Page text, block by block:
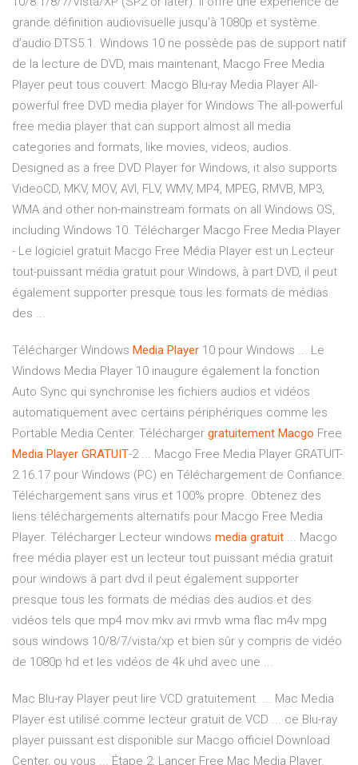
grande définition audiovisuelle jusqu'à 1080p et système
d’audio DTS5.1. Windows 10 ne possède pas de support natif
de la lecture de DVD, mais maintenant, Macgo Free Media
Player peut tous couvert. Macgo Blu-ray Media Player All-
powerful free DVD media player for Windows The all-powerful
free media player that can support almost all media
categories and formats, like movies, videos, audios.
Designed as a free DVD Player for Windows, it also supports
VideoCD, MKV, MOV, AVI, FLV, WMV, MP4, MPEG, RMVB, MP3,
WMA and other non-mainstream formats on all Windows OS,
including Windows 10. Télécharger Macgo Free Media Player
- Le logiciel gratuit Macgo Free Média Player est un Lecteur
tout-puissant média gratuit pour Windows, à part DVD, il peut
également supporter presque tous les formats de médias
des ...
Télécharger Windows Media Player 10 pour Windows ... Le
Windows Media Player 10 inaugure également la fonction
Auto Sync qui synchronise les fichiers audios et vidéos
automatiquement avec certains périphériques comme les
Portable Media Center. Télécharger gratuitement Macgo Free
Media Player GRATUIT-2 ... Macgo Free Media Player GRATUIT-
2.16.17 pour Windows (PC) en Téléchargement de Confiance.
Téléchargement sans virus et 100% propre. Obtenez des
liens téléchargements alternatifs pour Macgo Free Media
Player. Télécharger Lecteur windows media gratuit ... Macgo
free média player est un lecteur tout puissant média gratuit
pour windows à part dvd il peut également supporter
presque tous les formats de médias des audios et des
vidéos tels que mp4 mov mkv avi rmvb wma flac m4v mpg
sous windows 10/8/7/vista/xp et bien sûr y compris de vidéo
de 1080p hd et les vidéos de 4k uhd avec une ...
Mac Blu-ray Player peut lire VCD gratuitement. ... Mac Media
Player est utilisé comme lecteur gratuit de VCD ... ce Blu-ray
player puissant est disponible sur Macgo officiel Download
Center, ou vous ... Étape 2: Lancer Free Mac Media Player.